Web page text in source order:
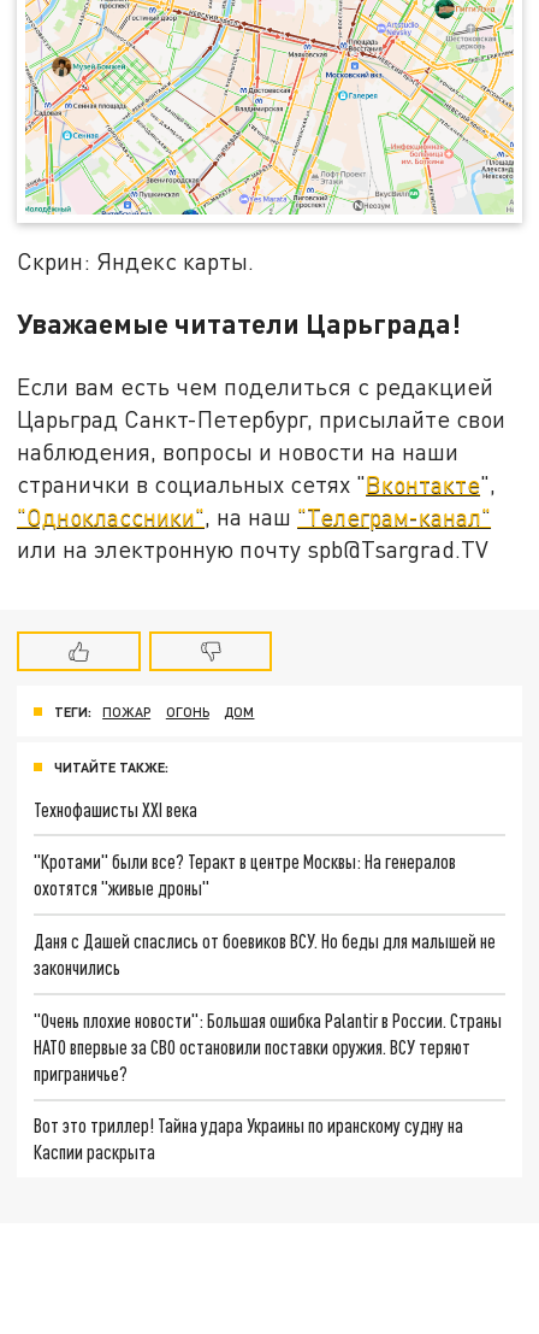
Скрин: Яндекс карты.
Уважаемые читатели Царьграда!
Если вам есть чем поделиться с редакцией
Царьград Санкт-Петербург, присылайте свои
наблюдения, вопросы и новости на наши
странички в социальных сетях "Вконтакте",
"Одноклассники", на наш "Телеграм-канал"
или на электронную почту spb@Tsargrad.TV
ТЕГИ: ПОЖАР ОГОНЬ ДОМ
ЧИТАЙТЕ ТАКЖЕ:
Технофашисты XXI века
"Кротами" были все? Теракт в центре Москвы: На генералов
охотятся "живые дроны"
Даня с Дашей спаслись от боевиков ВСУ. Но беды для малышей не
закончились
"Очень плохие новости": Большая ошибка Palantir в России. Страны
НАТО впервые за СВО остановили поставки оружия. ВСУ теряют
приграничье?
Вот это триллер! Тайна удара Украины по иранскому судну на
Каспии раскрыта